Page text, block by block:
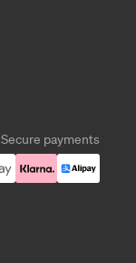
Secure payments